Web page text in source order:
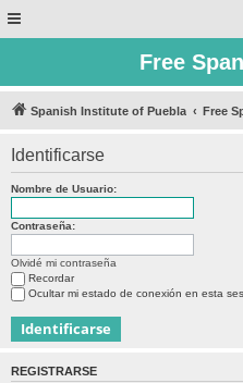
Free
Spanish Institute of Puebla Free
Identificarse
Nombre de Usuario:
Contraseña:
Olvidé mi contraseña
Recordar
Ocultar mi estado de conexión en esta
REGISTRARSE